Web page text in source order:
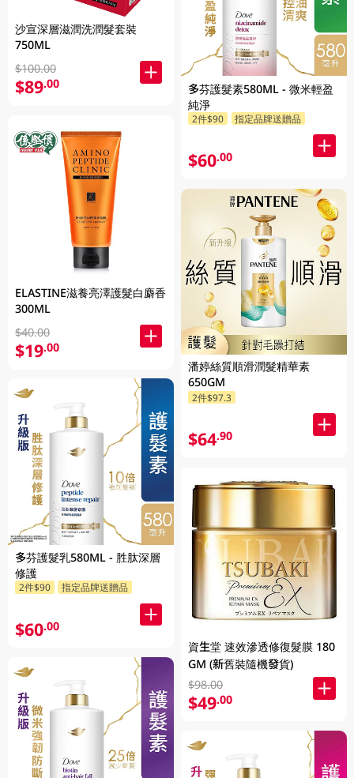
沙宣深層滋潤洗潤髮套裝
750ML
$100.00
$89.00
ELASTINE滋養亮澤護髮白麝香
300ML
$40.00
$19.00
多芬護髮乳580ML - 胜肽深層
修護
2件$90 指定品牌送贈品
$60.00
多芬護髮素580ML - 微米輕盈
純淨
2件$90 指定品牌送贈品
$60.00
潘婷絲質順滑潤髮精華素
650GM
2件$97.3
$64.90
資生堂 速效滲透修復髮膜 180
GM (新舊裝隨機發貨)
$98.00
$49.00